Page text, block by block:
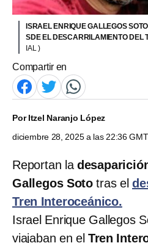
ISRAEL ENRIQUE GALLEGOS
SDE EL DESCARRILAMIENTO DEL
IAL )
Compartir en
PorItzel Naranjo López
diciembre 28, 2025 a las 22:36
Reportan la
Gallegos Soto tras el
Tren Interoceánico.
Israel Enrique Gallegos
viajaban en el Tren